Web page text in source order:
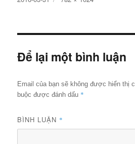
Để lại một bình luận
Email của bạn sẽ không được hiển thị
buộc được đánh dấu *
BÌNH LUẬN *